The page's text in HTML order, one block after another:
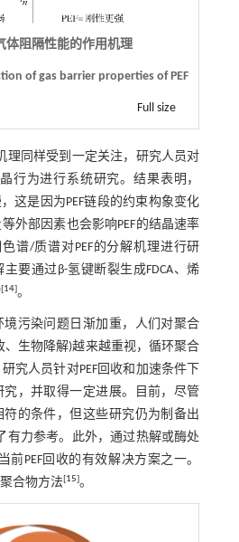
体阻隔性能的作用机理
of gas barrier properties of PEF
Full size
理同样受到一定关注，研究人员对
行为进行系统研究。结果表明，
，这是因为PEF链段的约束构象变化
外部因素也会影响PEF的结晶速率
谱/质谱对PEF的分解机理进行研
要通过β-氢键断裂生成FDCA、烯
[14]。
境污染问题日渐加重，人们对聚合
、生物降解)越来越重视，循环聚合
究人员针对PEF回收和加速条件下
究，并取得一定进展。目前，尽管
的条件，但这些研究仍为制备出
有力参考。此外，通过热解或酶处
前PEF回收的有效解决方案之一。
合物方法[15]。